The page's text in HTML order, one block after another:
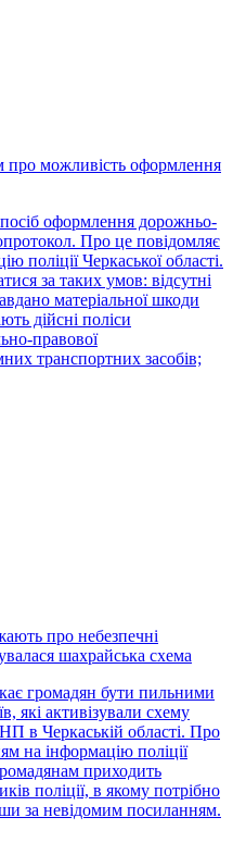
про можливість оформлення
оформлення дорожньо-
Про це повідомляє
поліції Черкаської області.
за таких умов: відсутні
матеріальної шкоди
дійсні поліси
правової
транспортних засобів;
про небезпечні
шахрайська схема
громадян бути пильними
які активізували схему
в Черкаській області. Про
на інформацію поліції
приходить
поліції, в якому потрібно
за невідомим посиланням.